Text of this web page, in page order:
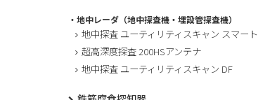
・地中レーダ（地中探査機・埋設管探査機）
地中探査 ユーティリティスキャン スマート
超高深度探査 200HSアンテナ
地中探査 ユーティリティスキャン DF